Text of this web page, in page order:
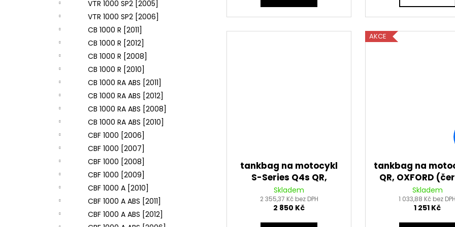
VTR 1000 SP2 [2005]
VTR 1000 SP2 [2006]
CB 1000 R [2011]
CB 1000 R [2012]
CB 1000 R [2008]
CB 1000 R [2010]
CB 1000 RA ABS [2011]
CB 1000 RA ABS [2012]
CB 1000 RA ABS [2008]
CB 1000 RA ABS [2010]
CBF 1000 [2006]
CBF 1000 [2007]
CBF 1000 [2008]
CBF 1000 [2009]
CBF 1000 A [2010]
CBF 1000 A ABS [2011]
CBF 1000 A ABS [2012]
tankbag na motocykl
S-Series Q4s QR,
OXFORD (černý, s
rychloupínacím
systémem na víčka
nádrže, objem 4 l)
Skladem
2 355,37 Kč bez DPH
2 850 Kč
AKCE
tankbag na
QR, OXFORD
systémem na
nádrže, objem
Skladem
1 033,88 Kč bez DPH
1 251 Kč